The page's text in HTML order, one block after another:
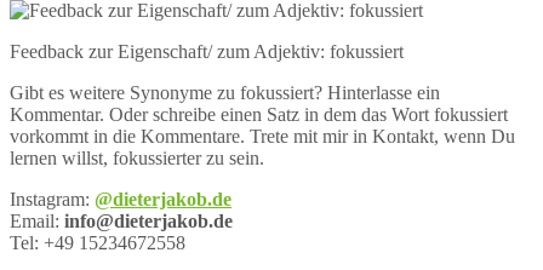
Feedback zur Eigenschaft/ zum Adjektiv: fokussiert
Gibt es weitere Synonyme zu fokussiert? Hinterlasse ein
Kommentar. Oder schreibe einen Satz in dem das Wort fokussiert
vorkommt in die Kommentare. Trete mit mir in Kontakt, wenn Du
lernen willst, fokussierter zu sein.
Instagram: @dieterjakob.de
Email: info@dieterjakob.de
Tel: +49 15234672558